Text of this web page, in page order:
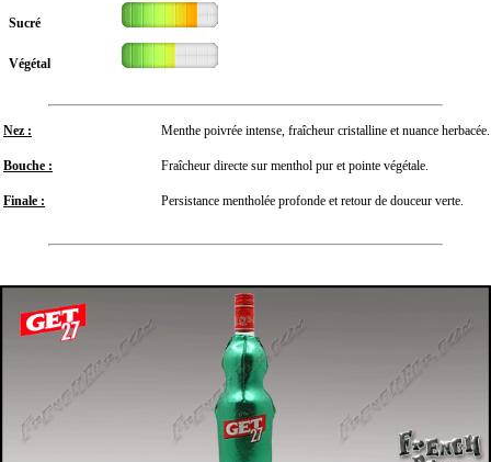
Sucré
Végétal
Nez : Menthe poivrée intense, fraîcheur cristalline et nuance herbacée.
Bouche : Fraîcheur directe sur menthol pur et pointe végétale.
Finale : Persistance mentholée profonde et retour de douceur verte.